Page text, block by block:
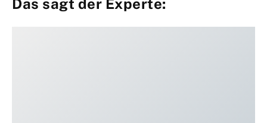
Das sagt der Experte: